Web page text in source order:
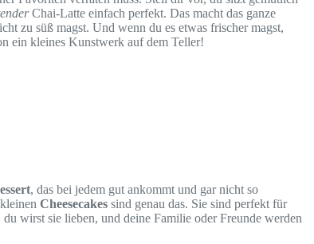
Chai-Latte einfach perfekt. Das macht das ganze
zu süß magst. Und wenn du es etwas frischer magst,
ein kleines Kunstwerk auf dem Teller!
, das bei jedem gut ankommt und gar nicht so
Cheesecakes sind genau das. Sie sind perfekt für
wirst sie lieben, und deine Familie oder Freunde werden